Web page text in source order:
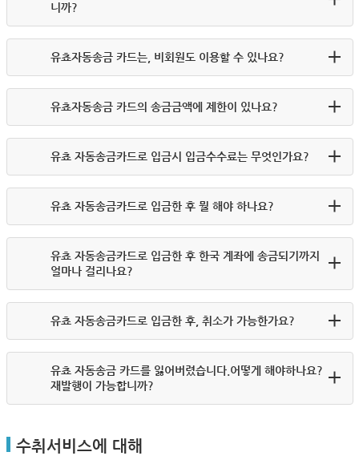
니까?
유쵸자동송금 카드는, 비회원도 이용할 수 있나요?
유쵸자동송금 카드의 송금금액에 제한이 있나요?
유쵸 자동송금카드로 입금시 입금수수료는 무엇인가요?
유쵸 자동송금카드로 입금한 후 뭘 해야 하나요?
유쵸 자동송금카드로 입금한 후 한국 계좌에 송금되기까지
얼마나 걸리나요?
유쵸 자동송금카드로 입금한 후, 취소가 가능한가요?
유쵸 자동송금 카드를 잃어버렸습니다.어떻게 해야하나요?
재발행이 가능합니까?
수취서비스에 대해